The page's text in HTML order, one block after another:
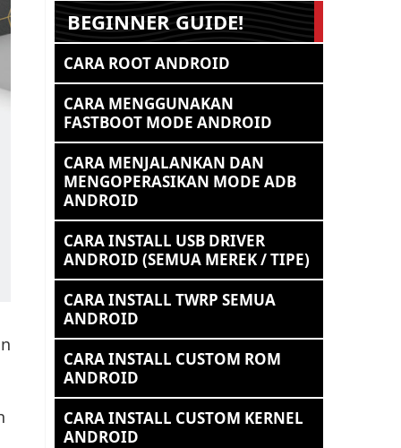
BEGINNER GUIDE!
CARA ROOT ANDROID
CARA MENGGUNAKAN
FASTBOOT MODE ANDROID
CARA MENJALANKAN DAN
MENGOPERASIKAN MODE ADB
ANDROID
CARA INSTALL USB DRIVER
ANDROID (SEMUA MEREK / TIPE)
CARA INSTALL TWRP SEMUA
ANDROID
CARA INSTALL CUSTOM ROM
ANDROID
CARA INSTALL CUSTOM KERNEL
ANDROID